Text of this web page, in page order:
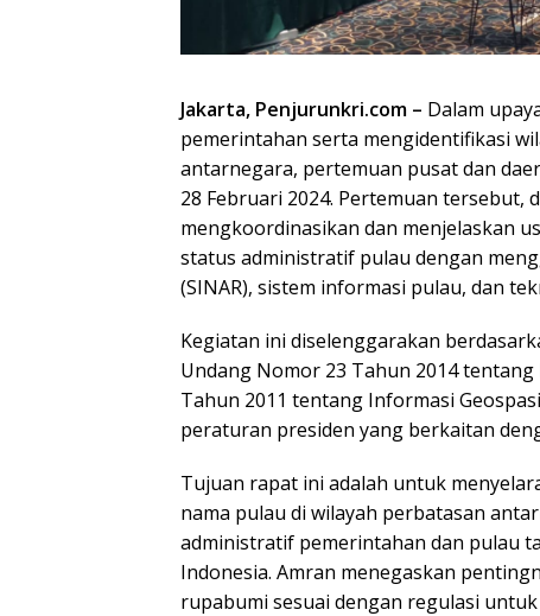
Jakarta, Penjurunkri.com – Dalam
pemerintahan serta mengidentifikasi
antarnegara, pertemuan pusat dan
28 Februari 2024. Pertemuan
mengkoordinasikan dan menjelaskan
status administratif pulau dengan
(SINAR), sistem informasi pulau, dan
Kegiatan ini diselenggarakan
Undang Nomor 23 Tahun 2014
Tahun 2011 tentang Informasi
peraturan presiden yang berkaitan
Tujuan rapat ini adalah untuk
nama pulau di wilayah perbatasan
administratif pemerintahan dan pulau
Indonesia. Amran menegaskan
rupabumi sesuai dengan regulasi